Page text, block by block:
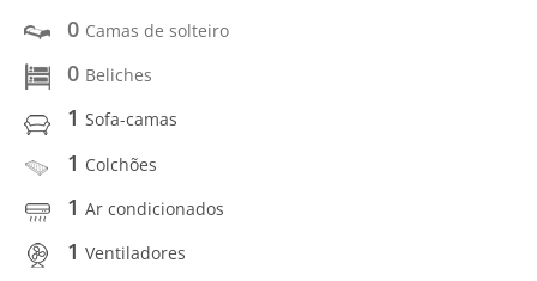
0 Camas de solteiro
0 Beliches
1 Sofa-camas
1 Colchões
1 Ar condicionados
1 Ventiladores